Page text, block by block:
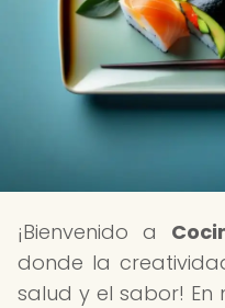
¡Bienvenido a
donde la
salud y el sabor!